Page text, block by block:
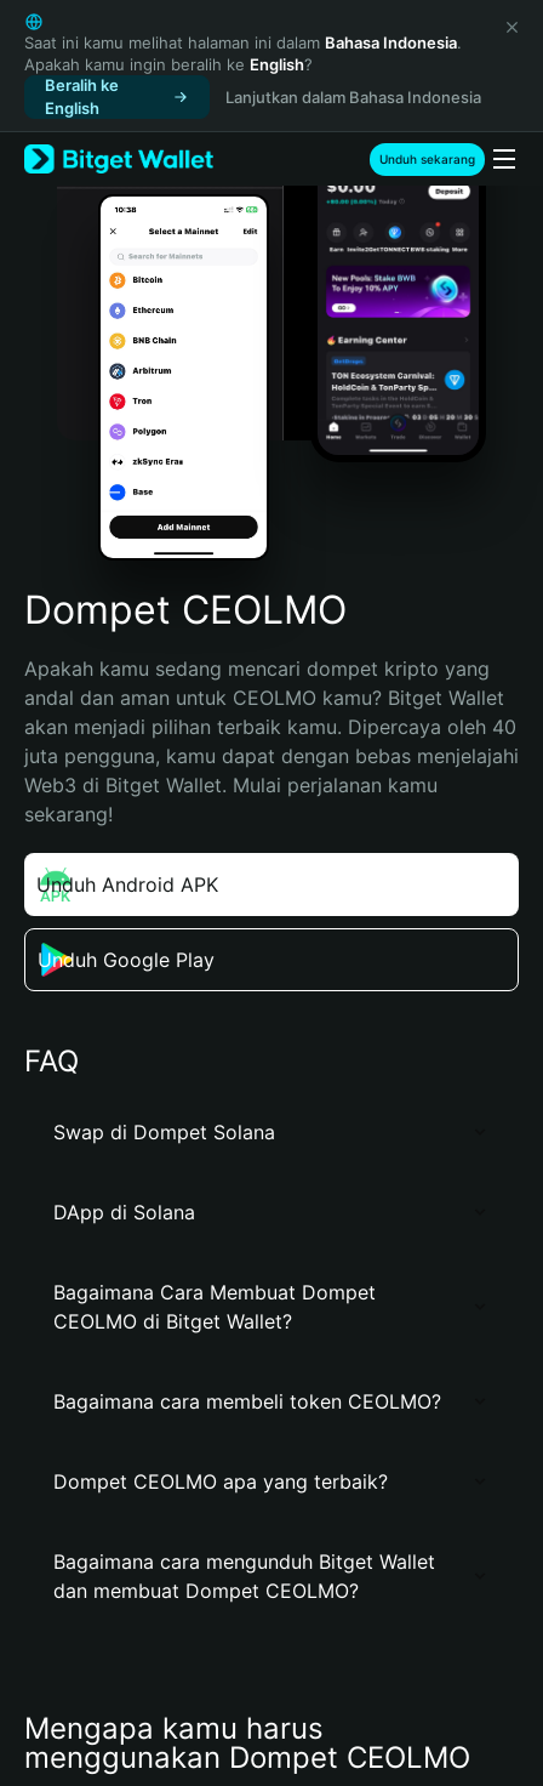
English
日本語
Tiếng Việt
Русский
Español (Latinoamérica)
Türkçe
Italiano
Português (Portugal)
Bahasa Indonesia
Português (Brasil)
Español (Argentina)
Saat ini kamu melihat halaman ini dalam Bahasa Indonesia.
Apakah kamu ingin beralih ke English?
Beralih ke
English
Lanjutkan dalam Bahasa Indonesia
Unduh sekarang
Dompet CEOLMO
Apakah kamu sedang mencari dompet kripto yang
andal dan aman untuk CEOLMO kamu? Bitget Wallet
akan menjadi pilihan terbaik kamu. Dipercaya oleh 40
juta pengguna, kamu dapat dengan bebas menjelajahi
Web3 di Bitget Wallet. Mulai perjalanan kamu
sekarang!
Unduh Android APK
Unduh Google Play
FAQ
Swap di Dompet Solana
DApp di Solana
Bagaimana Cara Membuat Dompet
CEOLMO di Bitget Wallet?
Bagaimana cara membeli token CEOLMO?
Dompet CEOLMO apa yang terbaik?
Bagaimana cara mengunduh Bitget Wallet
dan membuat Dompet CEOLMO?
Mengapa kamu harus
menggunakan Dompet CEOLMO